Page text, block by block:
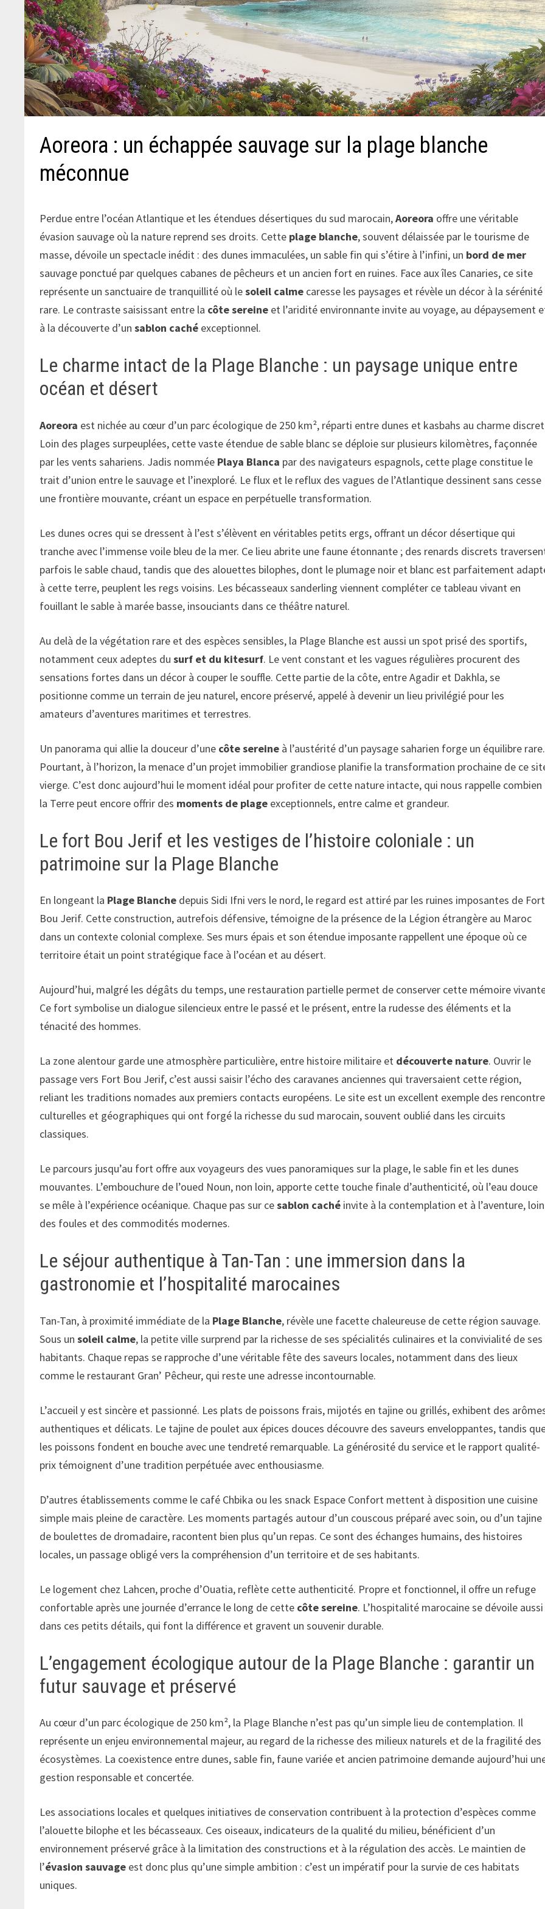
Aoreora : un échappée sauvage sur la plage blanche
méconnue
Perdue entre l’océan Atlantique et les étendues désertiques du sud marocain,Aoreora offre une véritable
évasion sauvage où la nature reprend ses droits. Cette plage blanche, souvent délaissée par le tourisme de
masse, dévoile un spectacle inédit : des dunes immaculées, un sable fin qui s’étire à l’infini, un bord de mer
sauvage ponctué par quelques cabanes de pêcheurs et un ancien fort en ruines. Face aux îles Canaries, ce site
représente un sanctuaire de tranquillité où lesoleil calme caresse les paysages et révèle un décor à la sérénité
rare. Le contraste saisissant entre la côte sereine et l’aridité environnante invite au voyage, au dépaysement
à la découverte d’unsablon caché exceptionnel.
Le charme intact de la Plage Blanche : un paysage unique entre
océan et désert
Aoreora est nichée au cœur d’un parc écologique de 250 km², réparti entre dunes et kasbahs au charme
Loin des plages surpeuplées, cette vaste étendue de sable blanc se déploie sur plusieurs kilomètres, façonnée
par les vents sahariens. Jadis nommée Playa Blanca par des navigateurs espagnols, cette plage constitue le
trait d’union entre le sauvage et l’inexploré. Le flux et le reflux des vagues de l’Atlantique dessinent sans cesse
une frontière mouvante, créant un espace en perpétuelle transformation.
Les dunes ocres qui se dressent à l’est s’élèvent en véritables petits ergs, offrant un décor désertique qui
tranche avec l’immense voile bleu de la mer. Ce lieu abrite une faune étonnante ; des renards discrets
parfois le sable chaud, tandis que des alouettes bilophes, dont le plumage noir et blanc est parfaitement
à cette terre, peuplent les regs voisins. Les bécasseaux sanderling viennent compléter ce tableau vivant en
fouillant le sable à marée basse, insouciants dans ce théâtre naturel.
Au delà de la végétation rare et des espèces sensibles, la Plage Blanche est aussi un spot prisé des sportifs,
notamment ceux adeptes dusurf et du kitesurf. Le vent constant et les vagues régulières procurent des
sensations fortes dans un décor à couper le souffle. Cette partie de la côte, entre Agadir et Dakhla, se
positionne comme un terrain de jeu naturel, encore préservé, appelé à devenir un lieu privilégié pour les
amateurs d’aventures maritimes et terrestres.
Un panorama qui allie la douceur d’une côte sereine à l’austérité d’un paysage saharien forge un équilibre rare.
Pourtant, à l’horizon, la menace d’un projet immobilier grandiose planifie la transformation prochaine de ce
vierge. C’est donc aujourd’hui le moment idéal pour profiter de cette nature intacte, qui nous rappelle combien
la Terre peut encore offrir des moments de plage exceptionnels, entre calme et grandeur.
Le fort Bou Jerif et les vestiges de l’histoire coloniale : un
patrimoine sur la Plage Blanche
En longeant la Plage Blanche depuis Sidi Ifni vers le nord, le regard est attiré par les ruines imposantes de Fort
Bou Jerif. Cette construction, autrefois défensive, témoigne de la présence de la Légion étrangère au Maroc
dans un contexte colonial complexe. Ses murs épais et son étendue imposante rappellent une époque où ce
territoire était un point stratégique face à l’océan et au désert.
Aujourd’hui, malgré les dégâts du temps, une restauration partielle permet de conserver cette mémoire
Ce fort symbolise un dialogue silencieux entre le passé et le présent, entre la rudesse des éléments et la
ténacité des hommes.
La zone alentour garde une atmosphère particulière, entre histoire militaire et découverte nature. Ouvrir le
passage vers Fort Bou Jerif, c’est aussi saisir l’écho des caravanes anciennes qui traversaient cette région,
reliant les traditions nomades aux premiers contacts européens. Le site est un excellent exemple des
culturelles et géographiques qui ont forgé la richesse du sud marocain, souvent oublié dans les circuits
classiques.
Le parcours jusqu’au fort offre aux voyageurs des vues panoramiques sur la plage, le sable fin et les dunes
mouvantes. L’embouchure de l’oued Noun, non loin, apporte cette touche finale d’authenticité, où l’eau douce
se mêle à l’expérience océanique. Chaque pas sur cesablon caché invite à la contemplation et à l’aventure, loin
des foules et des commodités modernes.
Le séjour authentique à Tan-Tan : une immersion dans la
gastronomie et l’hospitalité marocaines
Tan-Tan, à proximité immédiate de la Plage Blanche, révèle une facette chaleureuse de cette région sauvage.
Sous unsoleil calme, la petite ville surprend par la richesse de ses spécialités culinaires et la convivialité de ses
habitants. Chaque repas se rapproche d’une véritable fête des saveurs locales, notamment dans des lieux
comme le restaurant Gran’ Pêcheur, qui reste une adresse incontournable.
L’accueil y est sincère et passionné. Les plats de poissons frais, mijotés en tajine ou grillés, exhibent des
authentiques et délicats. Le tajine de poulet aux épices douces découvre des saveurs enveloppantes, tandis
les poissons fondent en bouche avec une tendreté remarquable. La générosité du service et le rapport qualité-
prix témoignent d’une tradition perpétuée avec enthousiasme.
D’autres établissements comme le café Chbika ou les snack Espace Confort mettent à disposition une cuisine
simple mais pleine de caractère. Les moments partagés autour d’un couscous préparé avec soin, ou d’un tajine
de boulettes de dromadaire, racontent bien plus qu’un repas. Ce sont des échanges humains, des histoires
locales, un passage obligé vers la compréhension d’un territoire et de ses habitants.
Le logement chez Lahcen, proche d’Ouatia, reflète cette authenticité. Propre et fonctionnel, il offre un refuge
confortable après une journée d’errance le long de cette côte sereine. L’hospitalité marocaine se dévoile aussi
dans ces petits détails, qui font la différence et gravent un souvenir durable.
L’engagement écologique autour de la Plage Blanche : garantir un
futur sauvage et préservé
Au cœur d’un parc écologique de 250 km², la Plage Blanche n’est pas qu’un simple lieu de contemplation. Il
représente un enjeu environnemental majeur, au regard de la richesse des milieux naturels et de la fragilité des
écosystèmes. La coexistence entre dunes, sable fin, faune variée et ancien patrimoine demande aujourd’hui
gestion responsable et concertée.
Les associations locales et quelques initiatives de conservation contribuent à la protection d’espèces comme
l’alouette bilophe et les bécasseaux. Ces oiseaux, indicateurs de la qualité du milieu, bénéficient d’un
environnement préservé grâce à la limitation des constructions et à la régulation des accès. Le maintien de
l’évasion sauvage est donc plus qu’une simple ambition : c’est un impératif pour la survie de ces habitats
uniques.